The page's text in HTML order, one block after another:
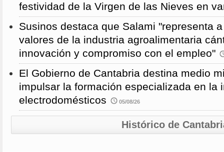
festividad de la Virgen de las Nieves en
Susinos destaca que Salami "representa
valores de la industria agroalimentaria
innovación y compromiso con el empleo"
El Gobierno de Cantabria destina medio
impulsar la formación especializada en la
electrodomésticos
05/08/26
Histórico de